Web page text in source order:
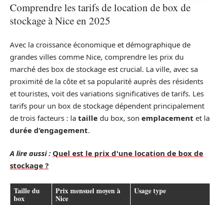
Comprendre les tarifs de location de box de
stockage à Nice en 2025
Avec la croissance économique et démographique de
grandes villes comme Nice, comprendre les prix du
marché des box de stockage est crucial. La ville, avec sa
proximité de la côte et sa popularité auprès des résidents
et touristes, voit des variations significatives de tarifs. Les
tarifs pour un box de stockage dépendent principalement
de trois facteurs : la taille du box, son emplacement et la
durée d’engagement.
A lire aussi : Quel est le prix d'une location de box de
stockage ?
Taille du
box
Prix mensuel moyen à
Nice
Usage type